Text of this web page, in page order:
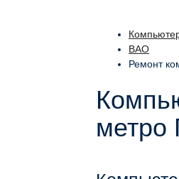
ВАО
Ремонт
метро